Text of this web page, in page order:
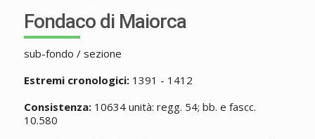
Fondaco di Maiorca
sub-fondo / sezione
Estremi cronologici:1391 - 1412
Consistenza:10634 unità: regg. 54; bb. e fascc.
10.580